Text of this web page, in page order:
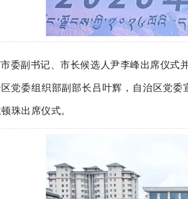
委副书记、市长候选人尹李峰出席仪式
党委组织部副部长吕叶辉，自治区党
珠出席仪式。